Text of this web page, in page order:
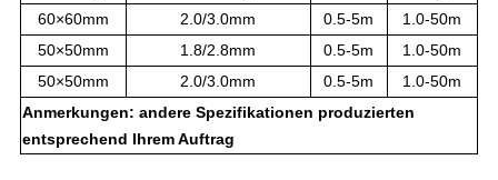
60×60mm
2.0/3.0mm 0.5-5m
1.0-50m
50×50mm
1.8/2.8mm 0.5-5m
1.0-50m
50×50mm
2.0/3.0mm 0.5-5m
1.0-50m
Anmerkungen: andere Spezifikationen produzierten
entsprechend Ihrem Auftrag